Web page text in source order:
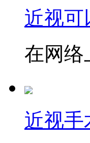
近视可
在网络
近视手